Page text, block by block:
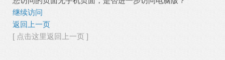
继续访问
返回上一页
[ 点击这里返回上一页 ]